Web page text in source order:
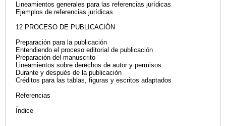
Lineamientos generales para las referencias jurídicas
Ejemplos de referencias jurídicas
12 PROCESO DE PUBLICACIÓN
Preparación para la publicación
Entendiendo el proceso editorial de publicación
Preparación del manuscrito
Lineamientos sobre derechos de autor y permisos
Durante y después de la publicación
Créditos para las tablas, figuras y escritos adaptados
Referencias
Índice